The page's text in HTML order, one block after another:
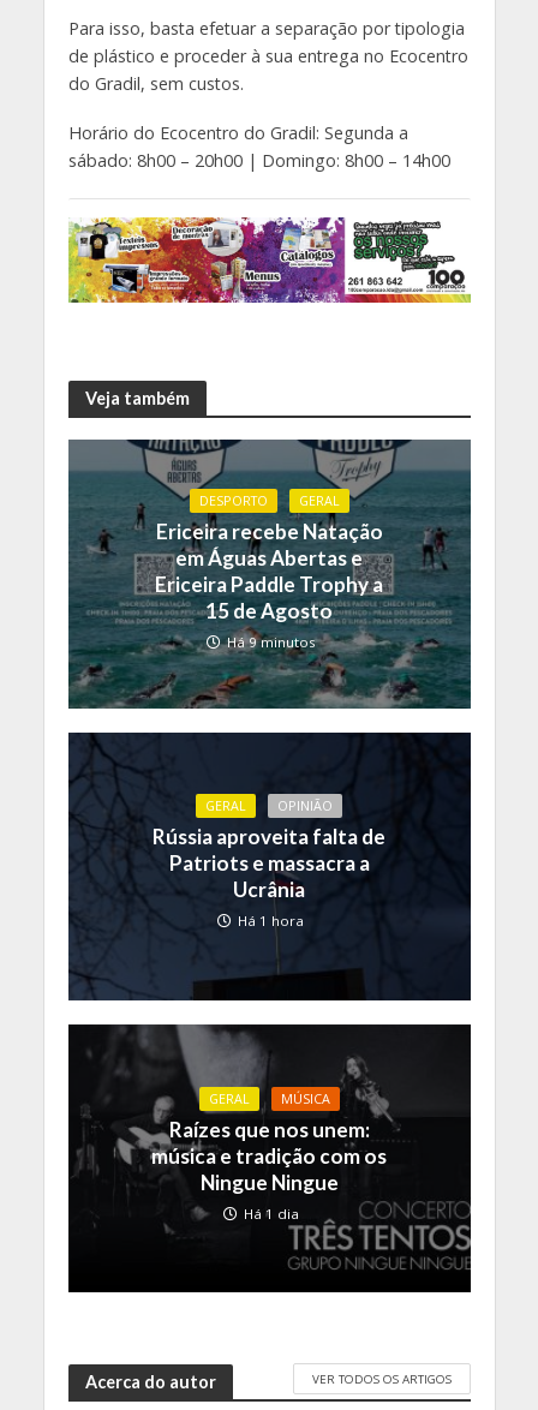
Para isso, basta efetuar a separação por tipologia
de plástico e proceder à sua entrega no Ecocentro
do Gradil, sem custos.
Horário do Ecocentro do Gradil: Segunda a
sábado: 8h00 – 20h00 | Domingo: 8h00 – 14h00
Veja também
DESPORTO GERAL
Ericeira recebe Natação
em Águas Abertas e
Ericeira Paddle Trophy a
15 de Agosto
Há 9 minutos
GERAL OPINIÃO
Rússia aproveita falta de
Patriots e massacra a
Ucrânia
Há 1 hora
GERAL MÚSICA
Raízes que nos unem:
música e tradição com os
Ningue Ningue
Há 1 dia
Acerca do autor VER TODOS OS ARTIGOS